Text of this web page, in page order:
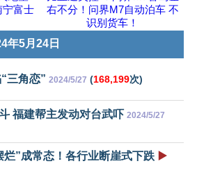
宁富士
右不分！问界M7自动泊车 不
识别货车！
年5月24日
三角恋” 2024/5/27 (168,199次)
福建帮主发动对台武吓 2024/5/27
”成常态！各行业断崖式下跌 ▶️